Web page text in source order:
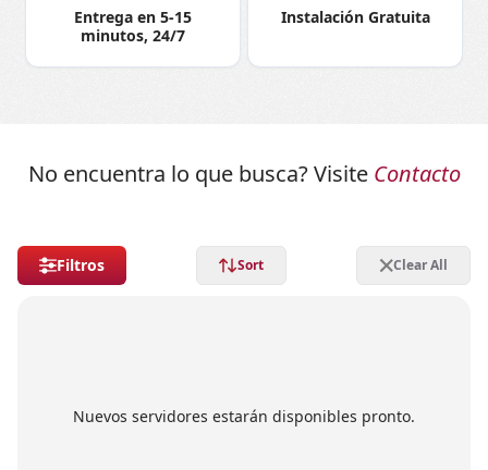
Entrega en 5-15
minutos, 24/7
Instalación Gratuita
No encuentra lo que busca? Visite Contacto
Filtros Sort Clear All
Nuevos servidores estarán disponibles pronto.